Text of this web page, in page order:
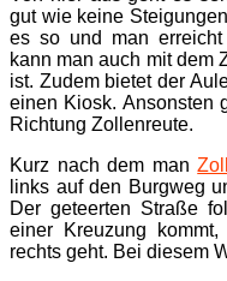
gut wie keine
es so und man
kann man auch mit dem
ist. Zudem bietet der
einen Kiosk. Ansonsten
Richtung Zollenreute.
Kurz nach dem man
links auf den Burgweg
Der geteerten Straße
einer Kreuzung
rechts geht. Bei diesem